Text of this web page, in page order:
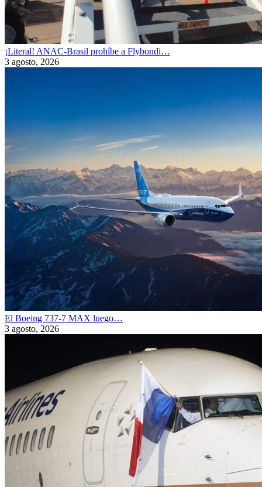
¡Literal! ANAC-Brasil prohíbe a Flybondi…
3 agosto, 2026
El Boeing 737-7 MAX luego…
3 agosto, 2026